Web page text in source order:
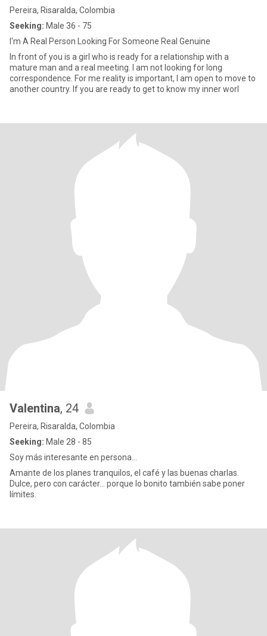
Pereira, Risaralda, Colombia
Seeking: Male 36 - 75
I'm A Real Person Looking For Someone Real Genuine
In front of you is a girl who is ready for a relationship with a
mature man and a real meeting. I am not looking for long
correspondence. For me reality is important, I am open to move to
another country. If you are ready to get to know my inner worl
Valentina, 24
Pereira, Risaralda, Colombia
Seeking: Male 28 - 85
Soy más interesante en persona…
Amante de los planes tranquilos, el café y las buenas charlas.
Dulce, pero con carácter… porque lo bonito también sabe poner
límites.